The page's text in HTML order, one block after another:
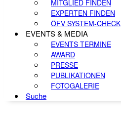
MITGLIED FINDEN
EXPERTEN FINDEN
ÖFV SYSTEM-CHECK
EVENTS & MEDIA
EVENTS TERMINE
AWARD
PRESSE
PUBLIKATIONEN
FOTOGALERIE
Suche